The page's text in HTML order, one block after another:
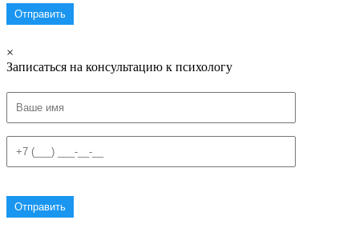
×
Записаться на консультацию к психологу